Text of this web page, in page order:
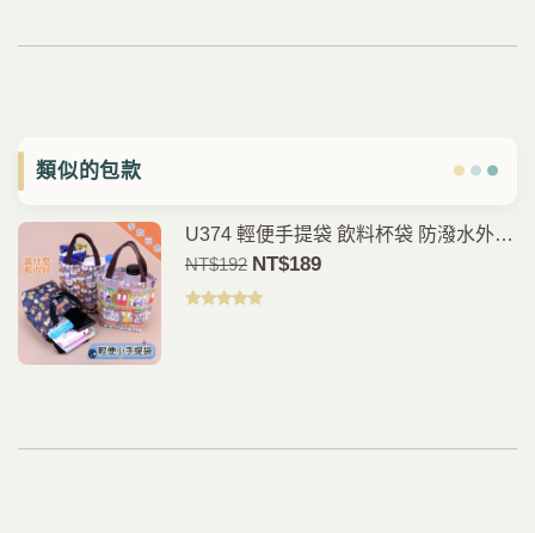
類似的包款
U374 輕便手提袋 飲料杯袋 防潑水外帶
飲料提袋 早餐袋 小物收納包 外出隨身
NT$192 原
價
NT$189目